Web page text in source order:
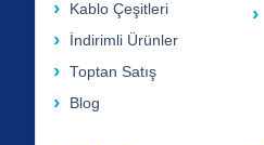
Kablo Çeşitleri
İndirimli Ürünler
Toptan Satış
Blog